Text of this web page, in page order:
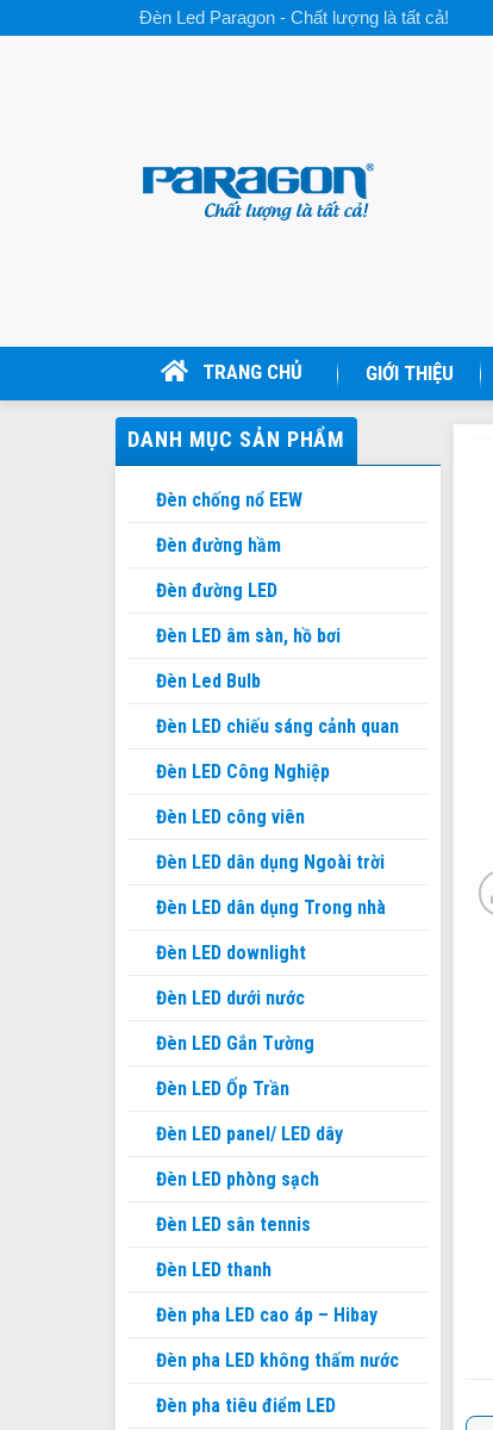
Đèn Led Paragon - Chất lượng là tất cả!
TRANG CHỦ GIỚI THIỆU
DANH MỤC SẢN PHẨM
Đèn chống nổ EEW
Đèn đường hầm
Đèn đường LED
Đèn LED âm sàn, hồ bơi
Đèn Led Bulb
Đèn LED chiếu sáng cảnh quan
Đèn LED Công Nghiệp
Đèn LED công viên
Đèn LED dân dụng Ngoài trời
Đèn LED dân dụng Trong nhà
Đèn LED downlight
Đèn LED dưới nước
Đèn LED Gắn Tường
Đèn LED Ốp Trần
Đèn LED panel/ LED dây
Đèn LED phòng sạch
Đèn LED sân tennis
Đèn LED thanh
Đèn pha LED cao áp – Hibay
Đèn pha LED không thấm nước
Đèn pha tiêu điểm LED